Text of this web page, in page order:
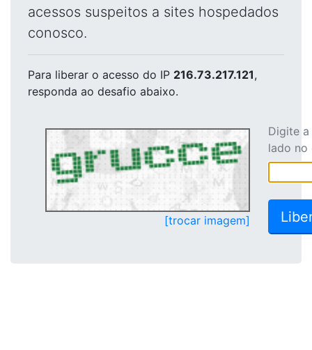
acessos suspeitos a sites hospedados
conosco.
Para liberar o acesso do IP 216.73.217.121,
responda ao desafio abaixo.
[trocar imagem]
Digite
lado no